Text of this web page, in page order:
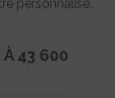
personnalisé.
À 43 600